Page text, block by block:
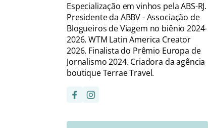
Especialização em vinhos pela ABS-RJ.
Presidente da ABBV - Associação de
Blogueiros de Viagem no biênio 2024-
2026. WTM Latin America Creator
2026. Finalista do Prêmio Europa de
Jornalismo 2024. Criadora da agência
boutique Terrae Travel.